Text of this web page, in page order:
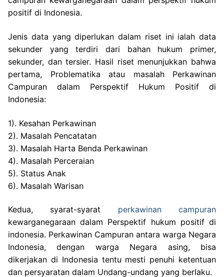
positif di Indonesia.
Jenis data yang diperlukan dalam riset ini ialah data
sekunder yang terdiri dari bahan hukum primer,
sekunder, dan tersier. Hasil riset menunjukkan bahwa
pertama, Problematika atau masalah Perkawinan
Campuran dalam Perspektif Hukum Positif di
Indonesia:
1). Kesahan Perkawinan
2). Masalah Pencatatan
3). Masalah Harta Benda Perkawinan
4). Masalah Perceraian
5). Status Anak
6). Masalah Warisan
Kedua, syarat-syarat perkawinan campuran
kewarganegaraan dalam Perspektif hukum positif di
indonesia. Perkawinan Campuran antara warga Negara
Indonesia, dengan warga Negara asing, bisa
dikerjakan di Indonesia tentu mesti penuhi ketentuan
dan persyaratan dalam Undang-undang yang berlaku.